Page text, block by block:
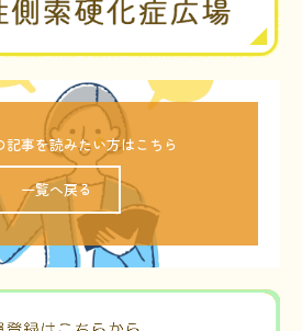
記事を読みたい方はこちら
一覧へ戻る